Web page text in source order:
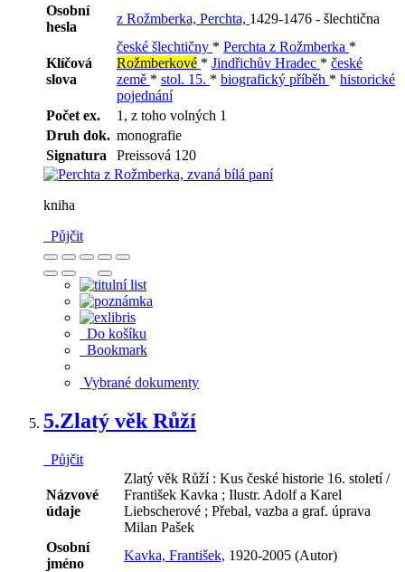
Osobní
hesla
z Rožmberka, Perchta, 1429-1476 - šlechtična
Klíčová
slova
české šlechtičny * Perchta z Rožmberka *
Rožmberkové * Jindřichův Hradec * české
země * stol. 15. * biografický příběh * historické
pojednání
Počet ex.
1, z toho volných 1
Druh dok. monografie
Signatura
Preissová 120
kniha
Půjčit
Do košíku
Bookmark
Vybrané dokumenty
5.Zlatý věk Růží
Půjčit
Názvové
údaje
Zlatý věk Růží : Kus české historie 16. století /
František Kavka ; Ilustr. Adolf a Karel
Liebscherové ; Přebal, vazba a graf. úprava
Milan Pašek
Osobní
jméno
Kavka, František, 1920-2005 (Autor)